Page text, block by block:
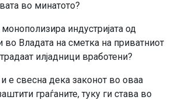
во минатото?
индустријата од
во Владата на сметка на приватниот
илјадници вработени?
е свесна дека законот во оваа
граѓаните, туку ги става во